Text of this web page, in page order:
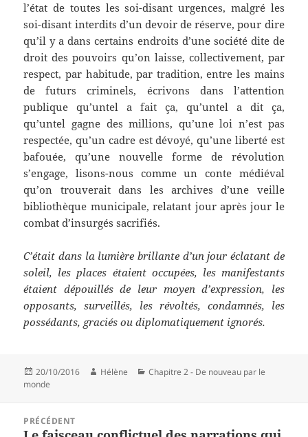
l’état de toutes les soi-disant urgences, malgré les
soi-disant interdits d’un devoir de réserve, pour dire
qu’il y a dans certains endroits d’une société dite de
droit des pouvoirs qu’on laisse, collectivement, par
respect, par habitude, par tradition, entre les mains
de futurs criminels, écrivons dans l’attention
publique qu’untel a fait ça, qu’untel a dit ça,
qu’untel gagne des millions, qu’une loi n’est pas
respectée, qu’un cadre est dévoyé, qu’une liberté est
bafouée, qu’une nouvelle forme de révolution
s’engage, lisons-nous comme un conte médiéval
qu’on trouverait dans les archives d’une veille
bibliothèque municipale, relatant jour après jour le
combat d’insurgés sacrifiés.
C’était dans la lumière brillante d’un jour éclatant de
soleil, les places étaient occupées, les manifestants
étaient dépouillés de leur moyen d’expression, les
opposants, surveillés, les révoltés, condamnés, les
possédants, graciés ou diplomatiquement ignorés.
Publié
le
20/10/2016 Auteur
Hélène Catégories
Chapitre 2 - De nouveau par le
monde
PRÉCÉDENT